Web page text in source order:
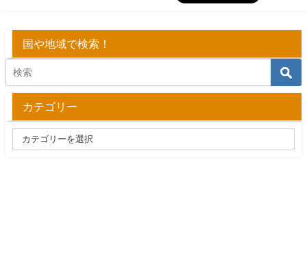
国や地域で検索！
カテゴリー